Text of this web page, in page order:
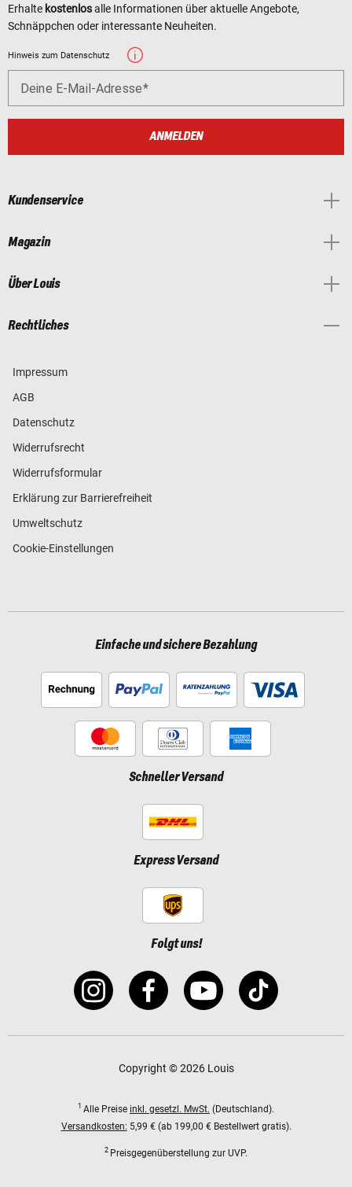
Erhalte kostenlosalle Informationen über aktuelle Angebote,
Schnäppchen oder interessante Neuheiten.
Hinweis zum Datenschutz
Deine E-Mail-Adresse
ANMELDEN
Kundenservice
Magazin
Über Louis
Rechtliches
Impressum
AGB
Datenschutz
Widerrufsrecht
Widerrufsformular
Erklärung zur Barrierefreiheit
Umweltschutz
Cookie-Einstellungen
Einfache und sichere Bezahlung
Schneller Versand
Express Versand
Folgt uns!
Copyright © 2026 Louis
1 Alle Preise inkl. gesetzl. MwSt. (Deutschland).
Versandkosten: 5,99 € (ab 199,00 € Bestellwert gratis).
2 Preisgegenüberstellung zur UVP.